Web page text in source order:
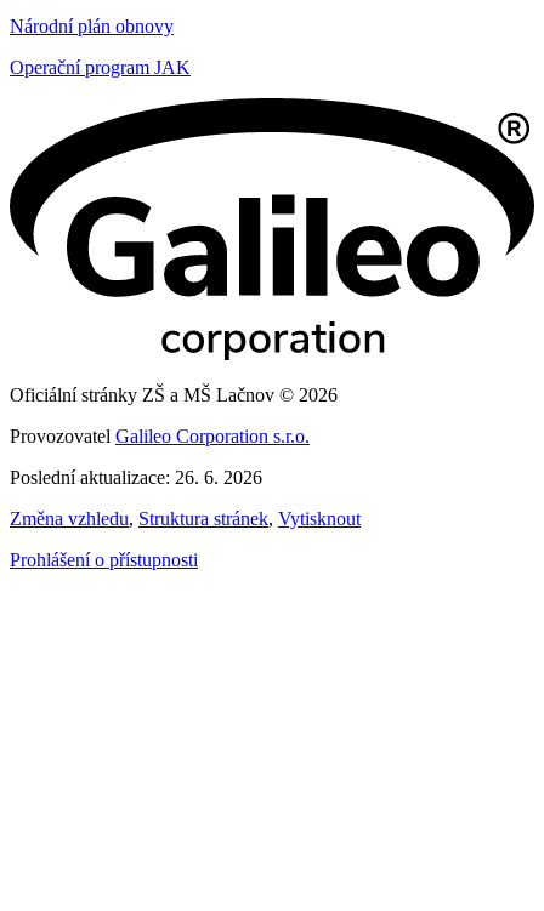
Národní plán obnovy
Operační program JAK
Oficiální stránky ZŠ a MŠ Lačnov © 2026
Provozovatel Galileo Corporation s.r.o.
Poslední aktualizace: 26. 6. 2026
Změna vzhledu, Struktura stránek, Vytisknout
Prohlášení o přístupnosti